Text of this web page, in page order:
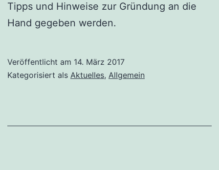
Tipps und Hinweise zur Gründung an die
Hand gegeben werden.
Veröffentlicht am 14. März 2017
Kategorisiert als Aktuelles, Allgemein